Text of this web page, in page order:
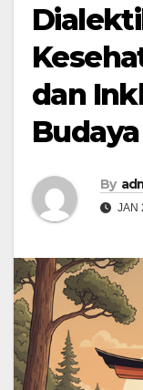
dan
By
JAN